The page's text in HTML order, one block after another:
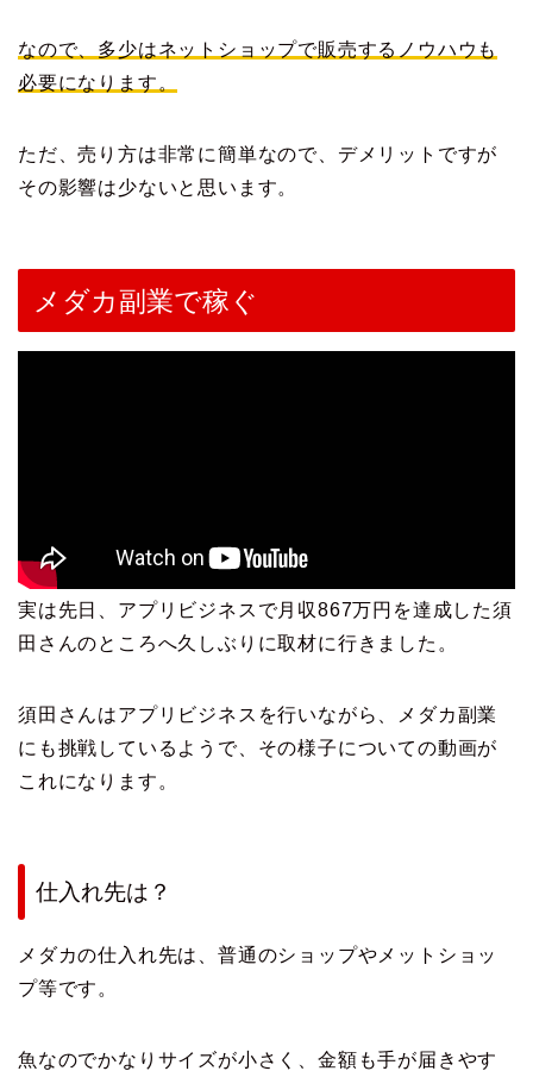
なので、多少はネットショップで販売するノウハウも
必要になります。
ただ、売り方は非常に簡単なので、デメリットですが
その影響は少ないと思います。
メダカ副業で稼ぐ
実は先日、アプリビジネスで月収867万円を達成した須
田さんのところへ久しぶりに取材に行きました。
須田さんはアプリビジネスを行いながら、メダカ副業
にも挑戦しているようで、その様子についての動画が
これになります。
仕入れ先は？
メダカの仕入れ先は、普通のショップやメットショッ
プ等です。
魚なのでかなりサイズが小さく、金額も手が届きやす